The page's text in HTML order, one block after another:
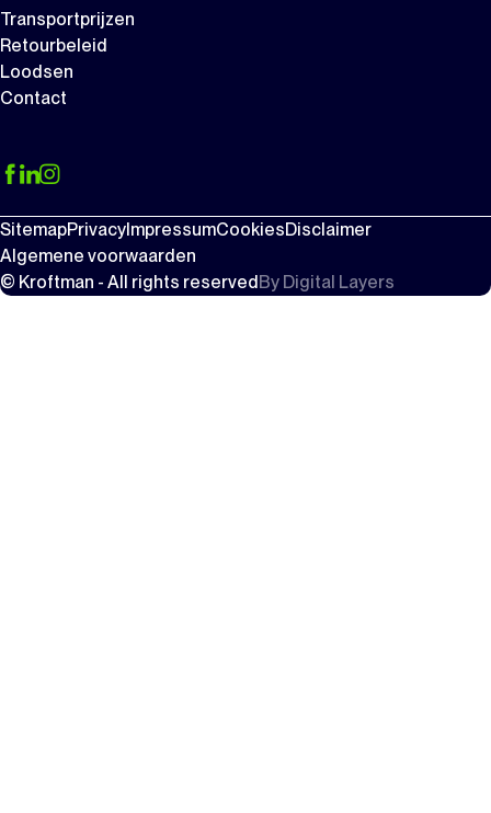
Transportprijzen
Retourbeleid
Loodsen
Contact
SitemapPrivacyImpressumCookiesDisclaimer
Algemene voorwaarden
© Kroftman - All rights reservedBy Digital Layers